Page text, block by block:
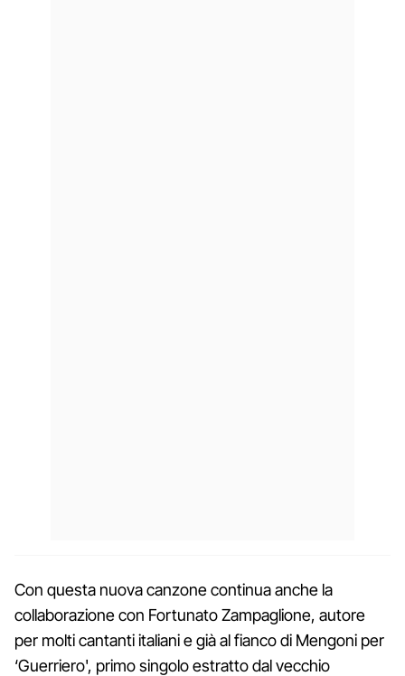
Con questa nuova canzone continua anche la
collaborazione con Fortunato Zampaglione, autore
per molti cantanti italiani e già al fianco di Mengoni per
‘Guerriero', primo singolo estratto dal vecchio